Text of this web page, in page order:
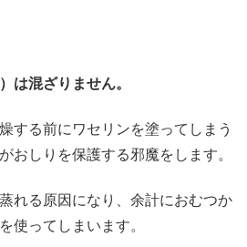
は混ざりません。
する前にワセリンを塗ってしまう
おしりを保護する邪魔をします。
れる原因になり、余計におむつか
使ってしまいます。